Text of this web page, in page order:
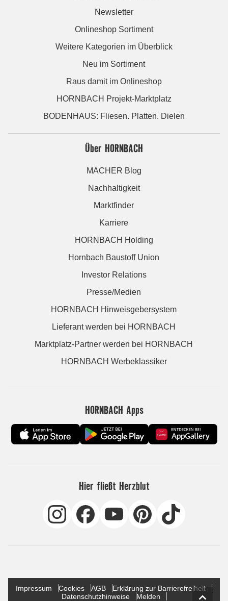
Newsletter
Onlineshop Sortiment
Weitere Kategorien im Überblick
Neu im Sortiment
Raus damit im Onlineshop
HORNBACH Projekt-Marktplatz
BODENHAUS: Fliesen. Platten. Dielen
Über HORNBACH
MACHER Blog
Nachhaltigkeit
Marktfinder
Karriere
HORNBACH Holding
Hornbach Baustoff Union
Investor Relations
Presse/Medien
HORNBACH Hinweisgebersystem
Lieferant werden bei HORNBACH
Marktplatz-Partner werden bei HORNBACH
HORNBACH Werbeklassiker
HORNBACH Apps
Hier fließt Herzblut
Impressum Cookies AGB
Erklärung zur Barrierefreiheit
Datenschutzhinweise
Melden